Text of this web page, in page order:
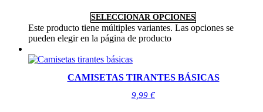
SELECCIONAR OPCIONES
Este producto tiene múltiples variantes. Las opciones se
pueden elegir en la página de producto
CAMISETAS TIRANTES BÁSICAS
9,99 €